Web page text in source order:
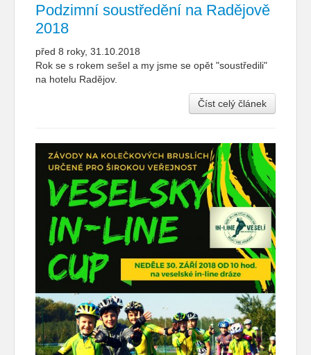
Podzimní soustředění na Radějově
2018
před 8 roky, 31.10.2018
Rok se s rokem sešel a my jsme se opět "soustředili"
na hotelu Radějov.
Číst celý článek